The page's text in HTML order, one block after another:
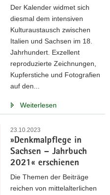
Der Kalender widmet sich
diesmal dem intensiven
Kulturaustausch zwischen
Italien und Sachsen im 18.
Jahrhundert. Exzellent
reproduzierte Zeichnungen,
Kupferstiche und Fotografien
auf den...
Weiterlesen
23.10.2023
»Denkmalpflege in
Sachsen – Jahrbuch
2021« erschienen
Die Themen der Beiträge
reichen von mittelalterlichen